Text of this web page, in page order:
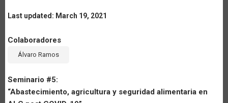
Last updated: March 19, 2021
Colaboradores
Álvaro Ramos
Seminario #5:
“Abastecimiento, agricultura y seguridad alimentaria en